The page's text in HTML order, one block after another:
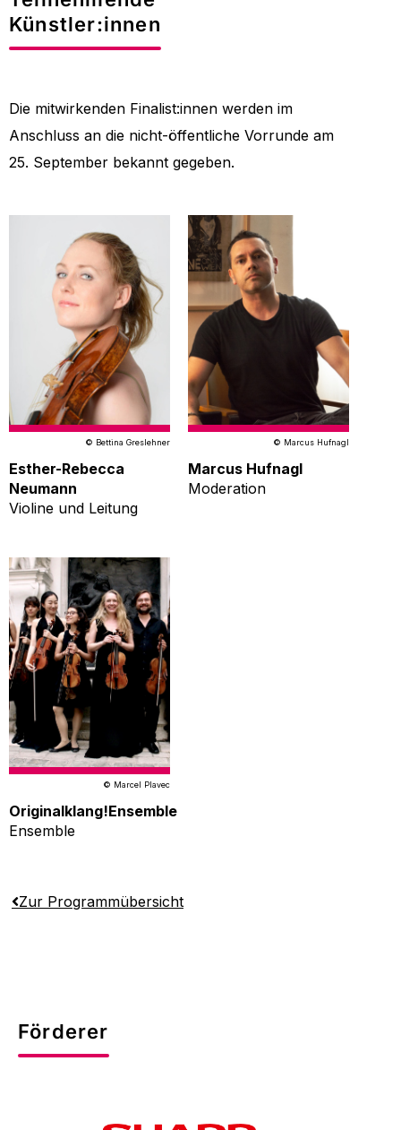
Künstler:innen
Die mitwirkenden Finalist:innen werden im
Anschluss an die nicht-öffentliche Vorrunde am
25. September bekannt gegeben.
© Bettina Greslehner
Esther-Rebecca
Neumann
Violine und Leitung
© Marcus Hufnagl
Marcus Hufnagl
Moderation
© Marcel Plavec
Originalklang!Ensemble
Ensemble
Zur Programmübersicht
Förderer